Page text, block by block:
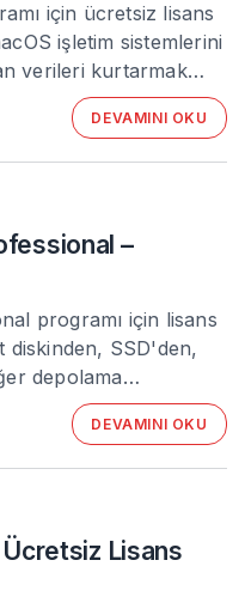
için ücretsiz lisans
işletim sistemlerini
verileri kurtarmak…
DEVAMINI OKU
–
programı için lisans
diskinden, SSD'den,
depolama…
DEVAMINI OKU
Ücretsiz Lisans